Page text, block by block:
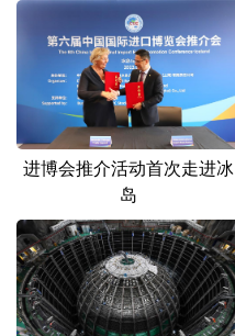
广东 广西
四川 贵州
陕西 甘肃
新疆 内蒙古
多语种频道
English Español
进博会推介活动首次走进冰
岛